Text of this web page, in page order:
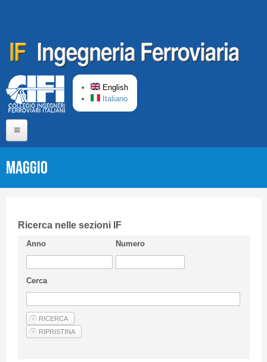
English
Italiano
Short presentation CIFI
Guideline
Privacy & Policy
Articles
Maggio
Ricerca nelle sezioni IF
Anno Numero
Cerca